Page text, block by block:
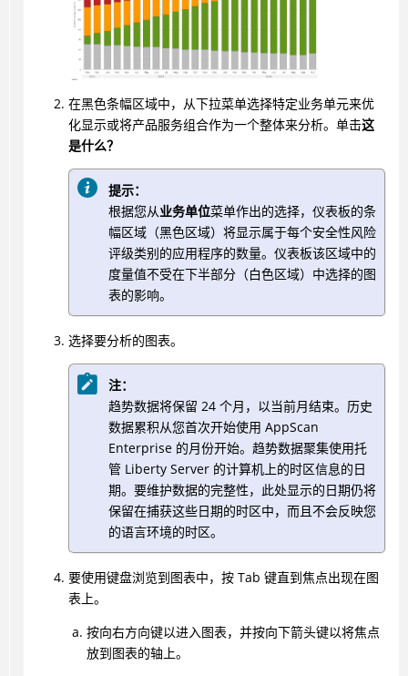
在黑色条幅区域中，从下拉菜单选择特定业务单元来优
化显示或将产品服务组合作为一个整体来分析。单击这
是什么？
提示：
根据您从业务单位菜单作出的选择，仪表板的条
幅区域（黑色区域）将显示属于每个安全性风险
评级类别的应用程序的数量。仪表板该区域中的
度量值不受在下半部分（白色区域）中选择的图
表的影响。
选择要分析的图表。
注：
趋势数据将保留 24 个月，以当前月结束。历史
数据累积从您首次开始使用 AppScan
Enterprise 的月份开始。趋势数据聚集使用托
管 Liberty Server 的计算机上的时区信息的日
期。要维护数据的完整性，此处显示的日期仍将
保留在捕获这些日期的时区中，而且不会反映您
的语言环境的时区。
要使用键盘浏览到图表中，按 Tab 键直到焦点出现在图
表上。
按向右方向键以进入图表，并按向下箭头键以将焦点
放到图表的轴上。